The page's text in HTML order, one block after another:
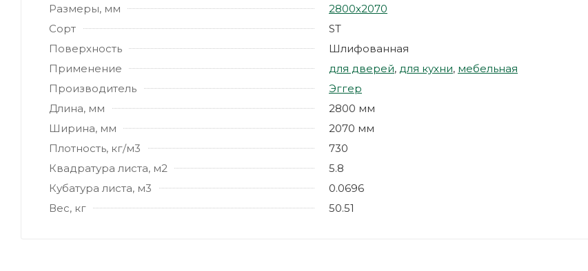
Размеры, мм
2800х2070
Сорт
ST
Поверхность
Шлифованная
Применение
для дверей, для кухни, мебельная
Производитель
Эггер
Длина, мм
2800 мм
Ширина, мм
2070 мм
Плотность, кг/м3
730
Квадратура листа, м2
5.8
Кубатура листа, м3
0.0696
Вес, кг
50.51